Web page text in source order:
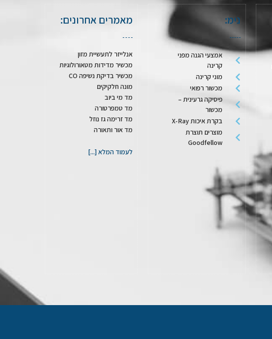
נימ:
אמצעי הגנה מפני
קרינה
מוני קרינה
מכשור רפואי
פיסיקה גרעינית –
מכשור
בקרת איכות X-Ray
מוצרים תוצרת
Goodfellow
מאמרים אחרונים:
אנלייזר לתעשיית מזון
מכשיר מדידות מטאורולוגיות
מכשיר בדיקת נשיפה CO
מונה חלקיקים
מד מי ביוב
מד טמפרטורה
מד זרימה גז נוזל
מד אור ותאורה
לעמוד המלא [...]